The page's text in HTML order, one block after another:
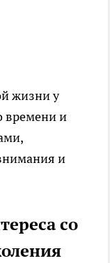
жизни у
времени и
и
со